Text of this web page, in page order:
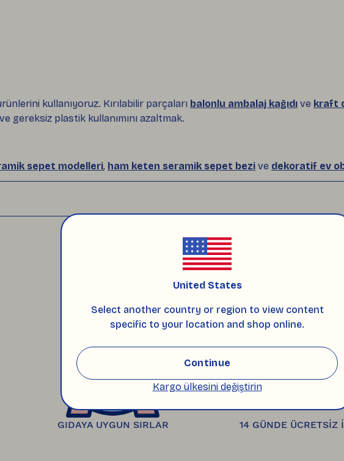
United States
Select another country or region to view content
specific to your location and shop online.
Continue
Kargo ülkesini değiştirin
kullanıyoruz. Kırılabilir parçaları balonlu ambalaj kağıdı ve kraft
gereksiz plastik kullanımını azaltmak.
sepet modelleri, ham keten seramik sepet bezi ve dekoratif ev
sonra
14 gün içinde hasarsız ve satılabilir durumda olan
GIDAYA UYGUN SIRLAR 14 GÜNDE ÜCRETSİZ